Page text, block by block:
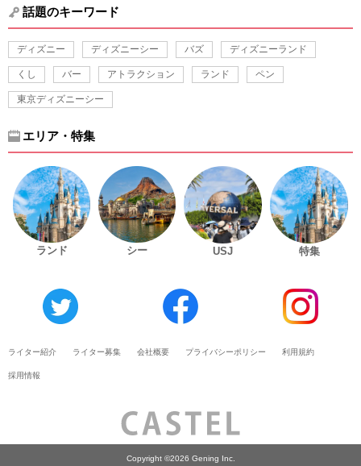
話題のキーワード
ディズニー ディズニーシー バズ ディズニーランド
くし バー アトラクション ランド ペン
東京ディズニーシー
エリア・特集
ランド シー USJ 特集
ライター紹介 ライター募集 会社概要 プライバシーポリシー 利用規約
採用情報
Copyright ©2026 Gening Inc.